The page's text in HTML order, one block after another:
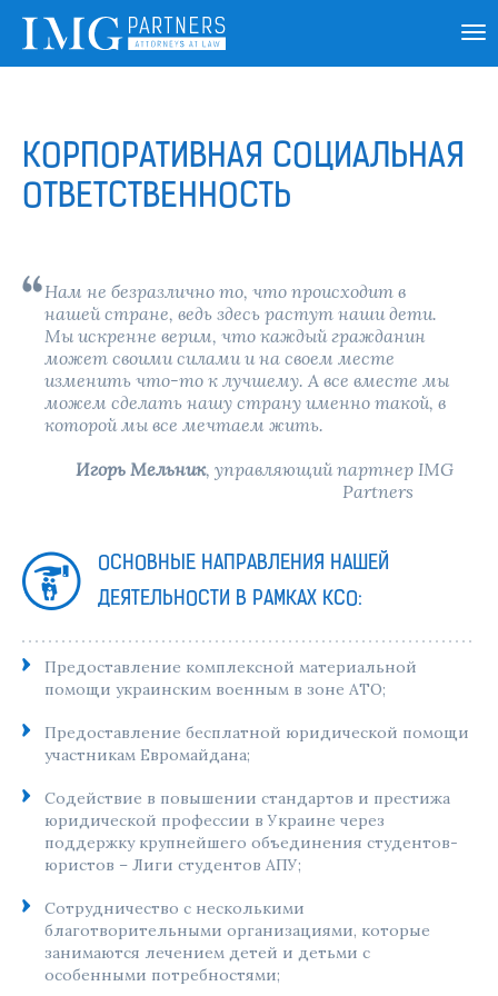
КОРПОРАТИВНАЯ СОЦИАЛЬНАЯ
ОТВЕТСТВЕННОСТЬ
Нам не безразлично то, что происходит в
нашей стране, ведь здесь растут наши дети.
Мы искренне верим, что каждый гражданин
может своими силами и на своем месте
изменить что-то к лучшему. А все вместе мы
можем сделать нашу страну именно такой, в
которой мы все мечтаем жить.
Игорь Мельник, управляющий партнер IMG
Partners
ОСНОВНЫЕ НАПРАВЛЕНИЯ НАШЕЙ
ДЕЯТЕЛЬНОСТИ В РАМКАХ КСО:
Предоставление комплексной материальной
помощи украинским военным в зоне АТО;
Предоставление бесплатной юридической помощи
участникам Евромайдана;
Содействие в повышении стандартов и престижа
юридической профессии в Украине через
поддержку крупнейшего объединения студентов-
юристов – Лиги студентов АПУ;
Сотрудничество с несколькими
благотворительными организациями, которые
занимаются лечением детей и детьми с
особенными потребностями;